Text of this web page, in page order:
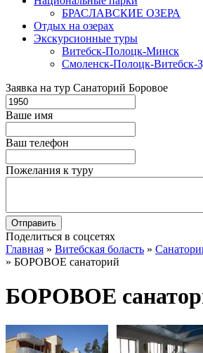
БРАСЛАВСКИЕ ОЗЕРА
Отдых на озерах
Экскурсионные туры
Витебск-Полоцк-Минск
Смоленск-Полоцк-Витебск-
Заявка на тур Санаторий Боровое
Ваше имя
Ваш телефон
Пожелания к туру
Поделиться в соцсетях
Главная » Витебская боласть »
» БОРОВОЕ санаторий
БОРОВОЕ